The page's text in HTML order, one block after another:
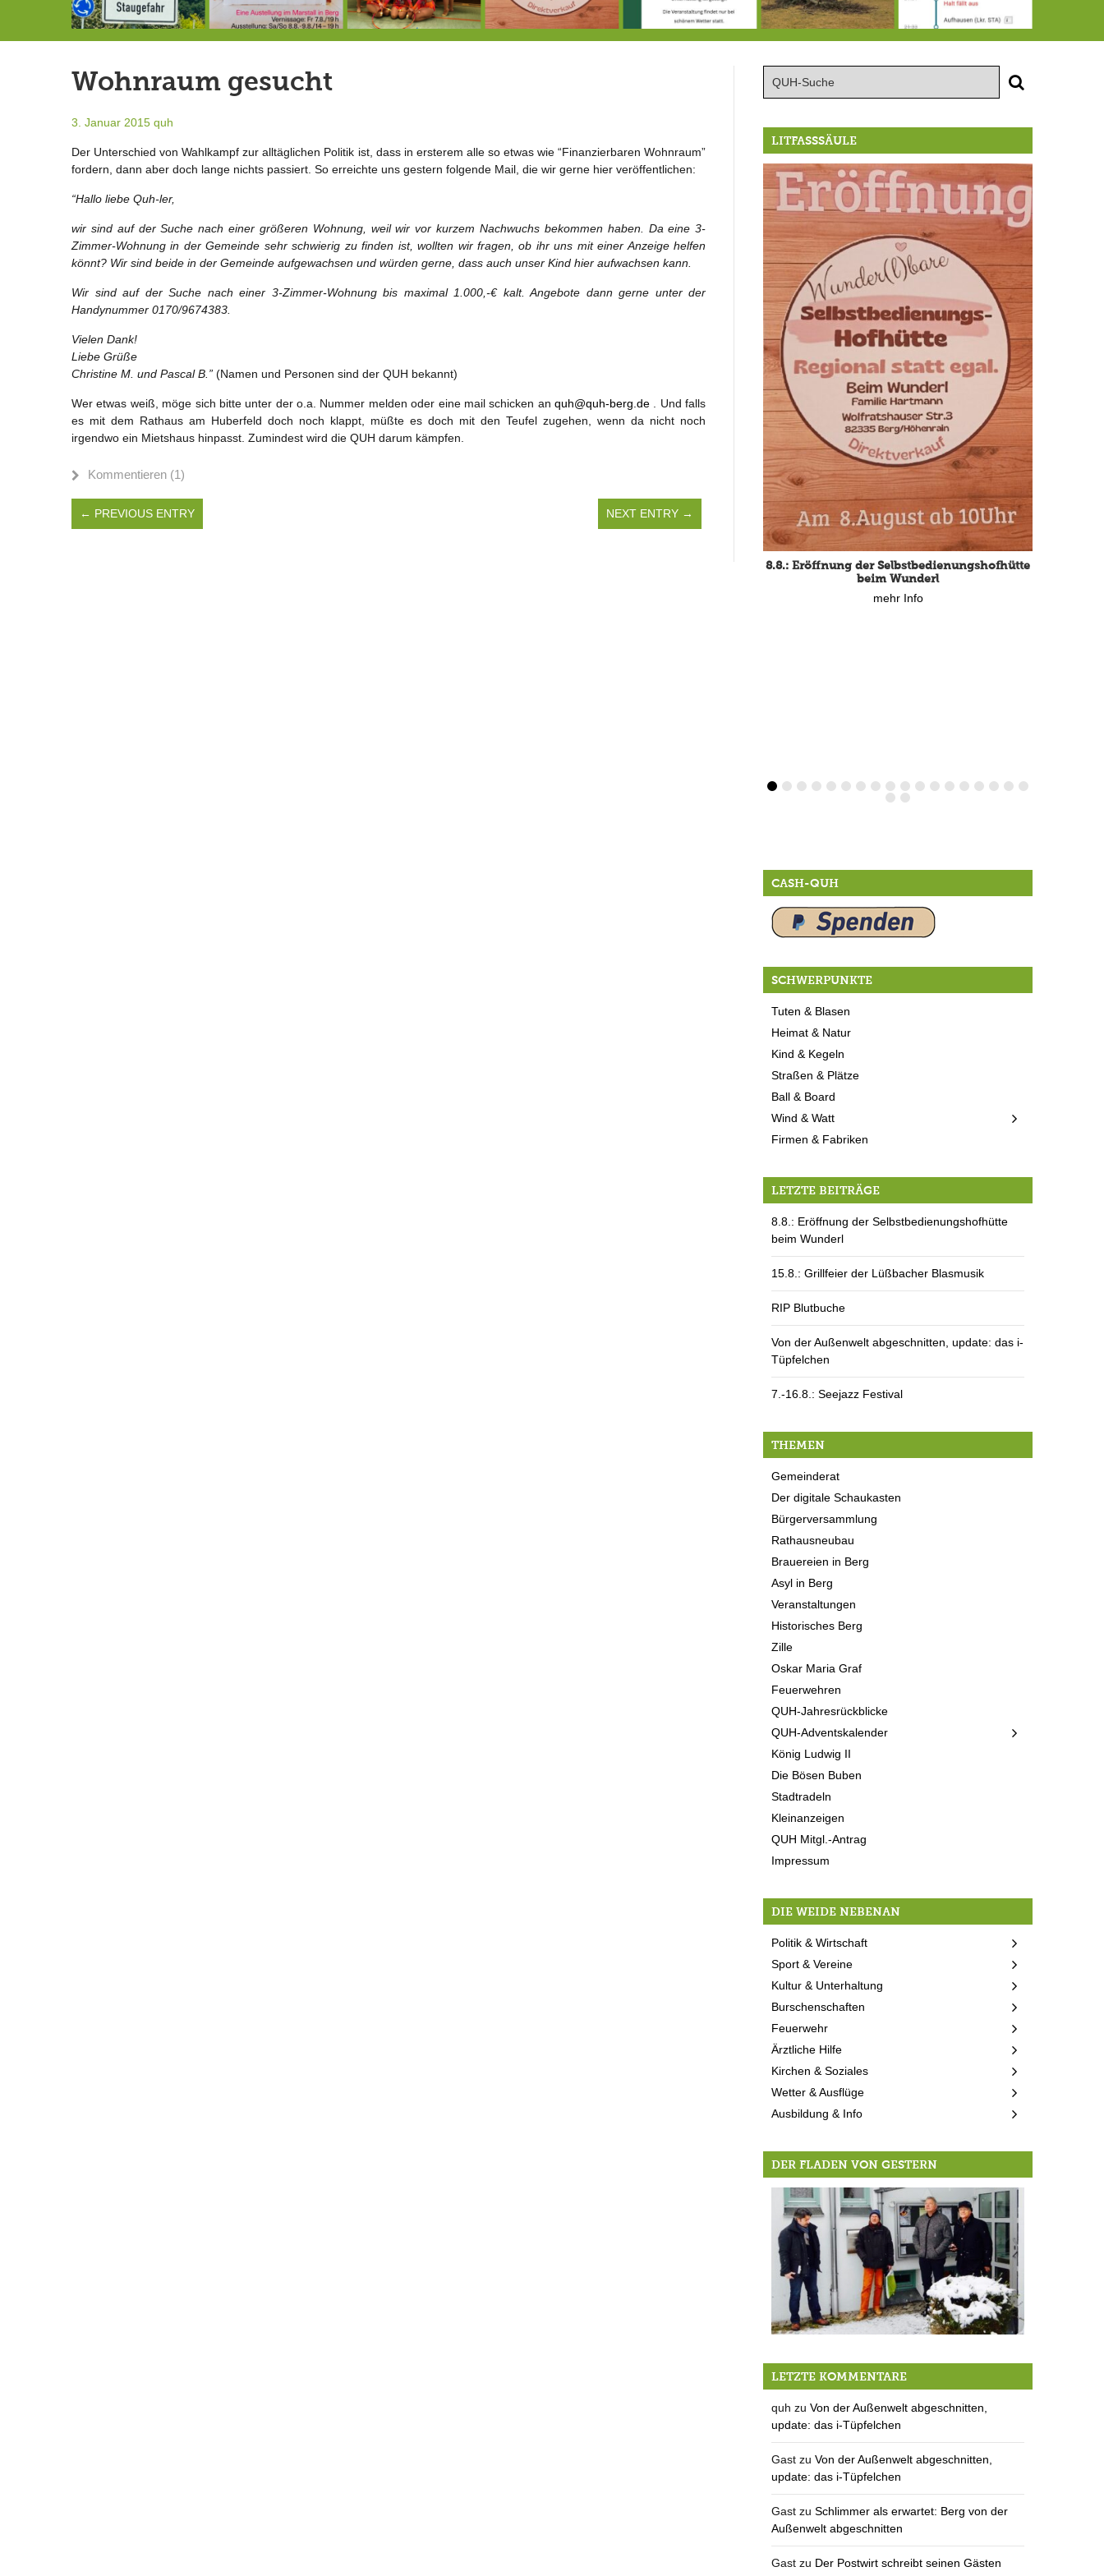
Wohnraum gesucht
3. Januar 2015 quh
Der Unterschied von Wahlkampf zur alltäglichen Politik ist, dass in ersterem alle so etwas wie “Finanzierbaren Wohnraum”
fordern, dann aber doch lange nichts passiert. So erreichte uns gestern folgende Mail, die wir gerne hier veröffentlichen:
“Hallo liebe Quh-ler,
wir sind auf der Suche nach einer größeren Wohnung, weil wir vor kurzem Nachwuchs bekommen haben. Da eine 3-
Zimmer-Wohnung in der Gemeinde sehr schwierig zu finden ist, wollten wir fragen, ob ihr uns mit einer Anzeige helfen
könnt? Wir sind beide in der Gemeinde aufgewachsen und würden gerne, dass auch unser Kind hier aufwachsen kann.
Wir sind auf der Suche nach einer 3-Zimmer-Wohnung bis maximal 1.000,-€ kalt. Angebote dann gerne unter der
Handynummer 0170/9674383.
Vielen Dank!
Liebe Grüße
Christine M. und Pascal B.” (Namen und Personen sind der QUH bekannt)
Wer etwas weiß, möge sich bitte unter der o.a. Nummer melden oder eine mail schicken anquh@quh-berg.de . Und falls
es mit dem Rathaus am Huberfeld doch noch klappt, müßte es doch mit den Teufel zugehen, wenn da nicht noch
irgendwo ein Mietshaus hinpasst. Zumindest wird die QUH darum kämpfen.
Kommentieren (1)
← PREVIOUS ENTRY NEXT ENTRY →
LITFASSSÄULE
8.8.: Eröffnung der Selbstbedienungshofhütte
beim Wunderl
mehr Info
CASH-QUH
SCHWERPUNKTE
Tuten & Blasen
Heimat & Natur
Kind & Kegeln
Straßen & Plätze
Ball & Board
Wind & Watt
Firmen & Fabriken
LETZTE BEITRÄGE
8.8.: Eröffnung der Selbstbedienungshofhütte
beim Wunderl
15.8.: Grillfeier der Lüßbacher Blasmusik
RIP Blutbuche
Von der Außenwelt abgeschnitten, update: das i-
Tüpfelchen
7.-16.8.: Seejazz Festival
THEMEN
Gemeinderat
Der digitale Schaukasten
Bürgerversammlung
Rathausneubau
Brauereien in Berg
Asyl in Berg
Veranstaltungen
Historisches Berg
Zille
Oskar Maria Graf
Feuerwehren
QUH-Jahresrückblicke
QUH-Adventskalender
König Ludwig II
Die Bösen Buben
Stadtradeln
Kleinanzeigen
QUH Mitgl.-Antrag
Impressum
DIE WEIDE NEBENAN
Politik & Wirtschaft
Sport & Vereine
Kultur & Unterhaltung
Burschenschaften
Feuerwehr
Ärztliche Hilfe
Kirchen & Soziales
Wetter & Ausflüge
Ausbildung & Info
DER FLADEN VON GESTERN
LETZTE KOMMENTARE
quh zuVon der Außenwelt abgeschnitten,
update: das i-Tüpfelchen
Gast zuVon der Außenwelt abgeschnitten,
update: das i-Tüpfelchen
Gast zuSchlimmer als erwartet: Berg von der
Außenwelt abgeschnitten
Gast zu Der Postwirt schreibt seinen Gästen